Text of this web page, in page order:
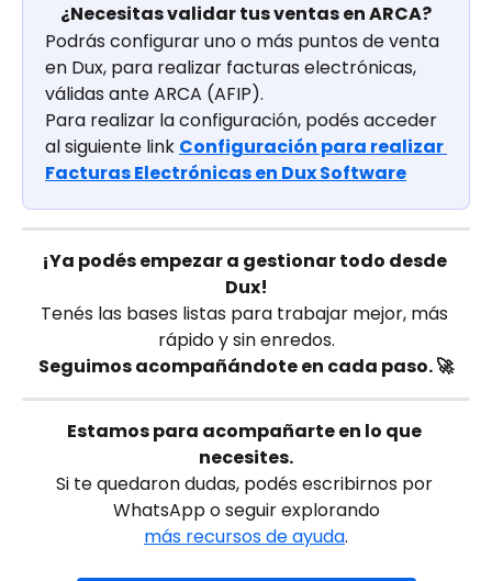
¿Necesitas validar tus ventas en ARCA?
Podrás configurar uno o más puntos de venta
en Dux, para realizar facturas electrónicas,
válidas ante ARCA (AFIP).
Para realizar la configuración, podés acceder
al siguiente link Configuración para realizar
Facturas Electrónicas en Dux Software
¡Ya podés empezar a gestionar todo desde
Dux!
Tenés las bases listas para trabajar mejor, más
rápido y sin enredos.
Seguimos acompañándote en cada paso. 🚀
Estamos para acompañarte en lo que
necesites.
Si te quedaron dudas, podés escribirnos por
WhatsApp o seguir explorando
más recursos de ayuda.